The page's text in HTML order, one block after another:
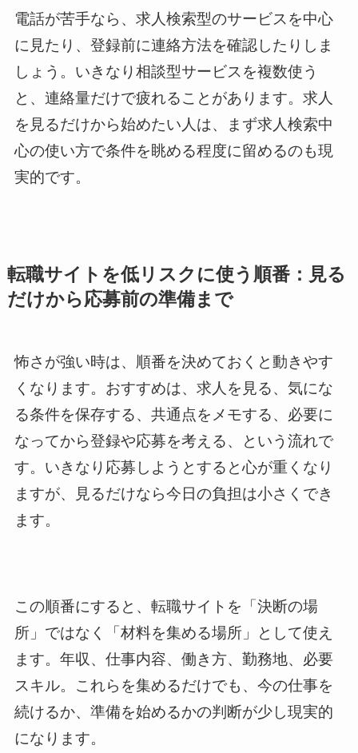
電話が苦手なら、求人検索型のサービスを中心
に見たり、登録前に連絡方法を確認したりしま
しょう。いきなり相談型サービスを複数使う
と、連絡量だけで疲れることがあります。求人
を見るだけから始めたい人は、まず求人検索中
心の使い方で条件を眺める程度に留めるのも現
実的です。
転職サイトを低リスクに使う順番：見る
だけから応募前の準備まで
怖さが強い時は、順番を決めておくと動きやす
くなります。おすすめは、求人を見る、気にな
る条件を保存する、共通点をメモする、必要に
なってから登録や応募を考える、という流れで
す。いきなり応募しようとすると心が重くなり
ますが、見るだけなら今日の負担は小さくでき
ます。
この順番にすると、転職サイトを「決断の場
所」ではなく「材料を集める場所」として使え
ます。年収、仕事内容、働き方、勤務地、必要
スキル。これらを集めるだけでも、今の仕事を
続けるか、準備を始めるかの判断が少し現実的
になります。